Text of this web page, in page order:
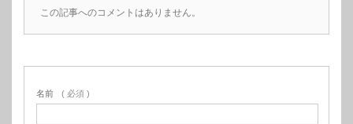
この記事へのコメントはありません。
名前 ( 必須 )